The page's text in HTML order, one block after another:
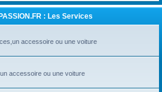
: Les Services
accessoire ou une voiture
accessoire ou une voiture